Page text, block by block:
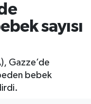
sayısı
Gazze’de
bebek
Fikstür